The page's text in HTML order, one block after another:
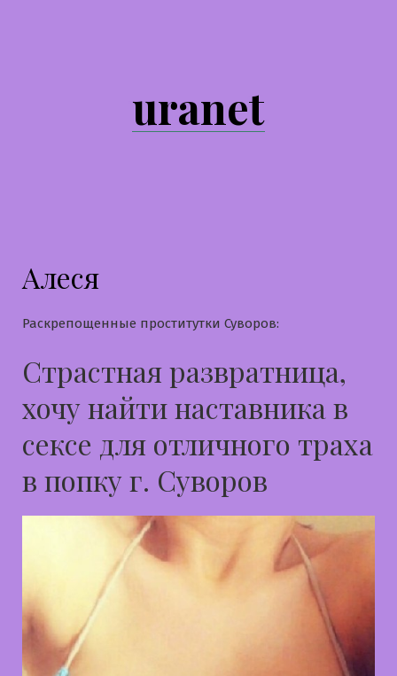
uranet
Алеся
Раскрепощенные проститутки Суворов:
Страстная развратница,
хочу найти наставника в
сексе для отличного траха
в попку г. Суворов